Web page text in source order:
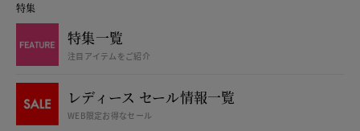
特集
特集一覧
注目アイテムをご紹介
レディース セール情報一覧
WEB限定お得なセール